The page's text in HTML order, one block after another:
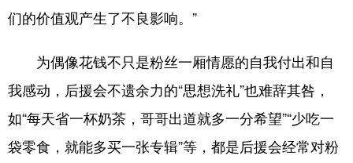
们的价值观产生了不良影响。”
为偶像花钱不只是粉丝一厢情愿的自我付出和自
我感动，后援会不遗余力的“思想洗礼”也难辞其咎，
如“每天省一杯奶茶，哥哥出道就多一分希望”“少吃一
袋零食，就能多买一张专辑”等，都是后援会经常对粉